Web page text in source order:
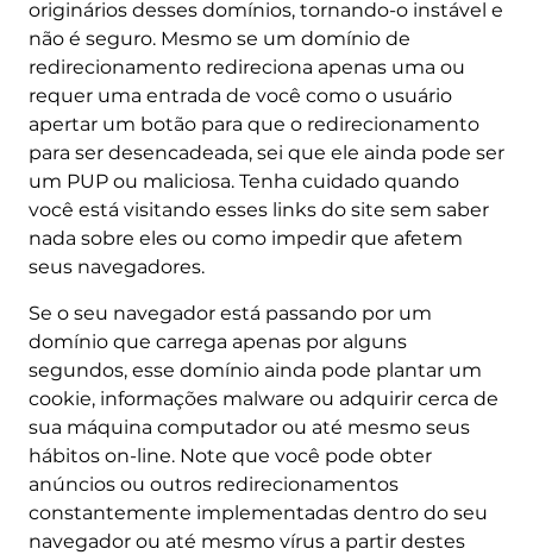
originários desses domínios, tornando-o instável e
não é seguro. Mesmo se um domínio de
redirecionamento redireciona apenas uma ou
requer uma entrada de você como o usuário
apertar um botão para que o redirecionamento
para ser desencadeada, sei que ele ainda pode ser
um PUP ou maliciosa. Tenha cuidado quando
você está visitando esses links do site sem saber
nada sobre eles ou como impedir que afetem
seus navegadores.
Se o seu navegador está passando por um
domínio que carrega apenas por alguns
segundos, esse domínio ainda pode plantar um
cookie, informações malware ou adquirir cerca de
sua máquina computador ou até mesmo seus
hábitos on-line. Note que você pode obter
anúncios ou outros redirecionamentos
constantemente implementadas dentro do seu
navegador ou até mesmo vírus a partir destes